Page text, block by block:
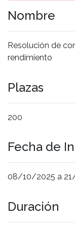
Nombre
Resolución de
rendimiento
Plazas
200
Fecha de
08/10/2025 a
Duración